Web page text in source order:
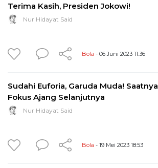
Terima Kasih, Presiden Jokowi!
Nur Hidayat Said
Bola - 06 Juni 2023 11:36
Sudahi Euforia, Garuda Muda! Saatnya
Fokus Ajang Selanjutnya
Nur Hidayat Said
Bola - 19 Mei 2023 18:53